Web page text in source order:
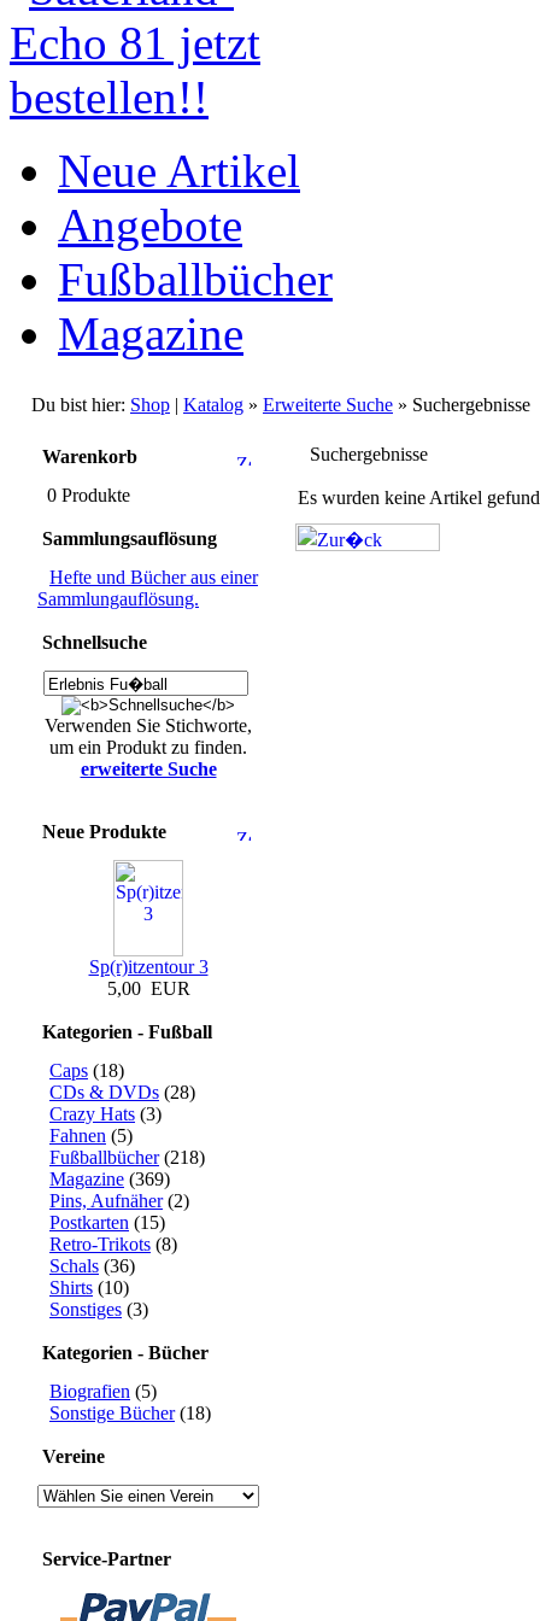
Neue Artikel
Angebote
Fußballbücher
Magazine
Du bist hier: Shop | Katalog » Erweiterte Suche » Suchergebnisse
Warenkorb
0 Produkte
Sammlungsauflösung
Hefte und Bücher aus einer
Sammlungauflösung.
Schnellsuche
Verwenden Sie Stichworte,
um ein Produkt zu finden.
erweiterte Suche
Neue Produkte
Sp(r)itzentour 3
5,00 EUR
Kategorien - Fußball
Caps (18)
CDs & DVDs (28)
Crazy Hats (3)
Fahnen (5)
Fußballbücher(218)
Magazine (369)
Pins, Aufnäher(2)
Postkarten (15)
Retro-Trikots (8)
Schals (36)
Shirts (10)
Sonstiges (3)
Kategorien - Bücher
Biografien (5)
Sonstige Bücher(18)
Vereine
Service-Partner
Suchergebnisse
Es wurden keine Artikel